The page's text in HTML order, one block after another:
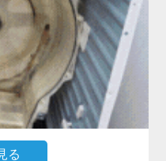
す。
濯槽を丸ごと取り外し
解クリーニングのプ
も、「新品みたいに
オイが消えて柔軟剤の
る